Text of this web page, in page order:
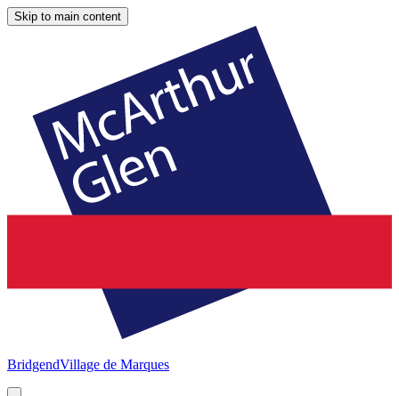
Skip to main content
BridgendVillage de Marques